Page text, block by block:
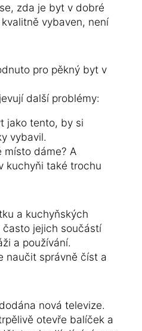
zda je byt v dobré
vybaven, není
pro pěkný byt v
další problémy:
jako tento, by si
vybavil.
místo dáme? A
kuchyňi také trochu
a kuchyňských
jejich součástí
a používání.
naučit správně číst a
nová televize.
otevře balíček a